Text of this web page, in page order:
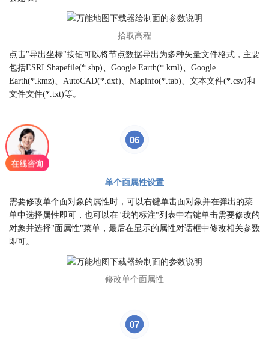
拾取高程
点击"导出坐标"按钮可以将节点数据导出为多种矢量文件格式，主要
包括ESRI Shapefile(*.shp)、Google Earth(*.kml)、Google
Earth(*.kmz)、AutoCAD(*.dxf)、Mapinfo(*.tab)、文本文件(*.csv)和
文件文件(*.txt)等。
06
单个面属性设置
需要修改单个面对象的属性时，可以右键单击面对象并在弹出的菜
单中选择属性即可，也可以在"我的标注"列表中右键单击需要修改的
对象并选择"面属性"菜单，最后在显示的属性对话框中修改相关参数
即可。
修改单个面属性
07